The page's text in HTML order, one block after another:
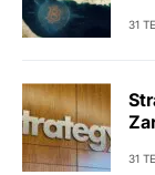
31
31